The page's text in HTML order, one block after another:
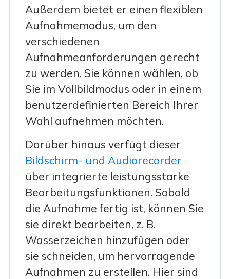
Außerdem bietet er einen flexiblen
Aufnahmemodus, um den
verschiedenen
Aufnahmeanforderungen gerecht
zu werden. Sie können wählen, ob
Sie im Vollbildmodus oder in einem
benutzerdefinierten Bereich Ihrer
Wahl aufnehmen möchten.
Darüber hinaus verfügt dieser
Bildschirm- und Audiorecorder
über integrierte leistungsstarke
Bearbeitungsfunktionen. Sobald
die Aufnahme fertig ist, können Sie
sie direkt bearbeiten, z. B.
Wasserzeichen hinzufügen oder
sie schneiden, um hervorragende
Aufnahmen zu erstellen. Hier sind